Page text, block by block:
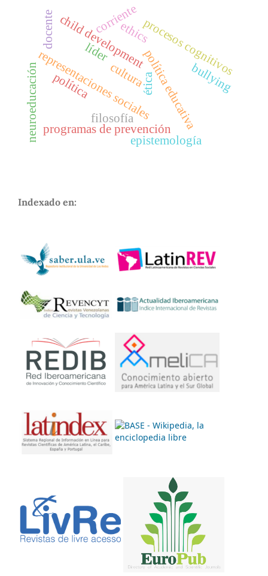
representaciones sociales
líder política educativa
programas de prevención
procesos cognitivos
política ética
ethics
child development
epistemología
corriente
filosofía
neuroeducación bullying
docente
cultura
Indexado en: